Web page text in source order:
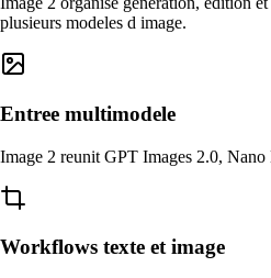
plusieurs modeles d image.
Entree multimodele
Image 2 reunit GPT Images 2.0, Nano
Workflows texte et image